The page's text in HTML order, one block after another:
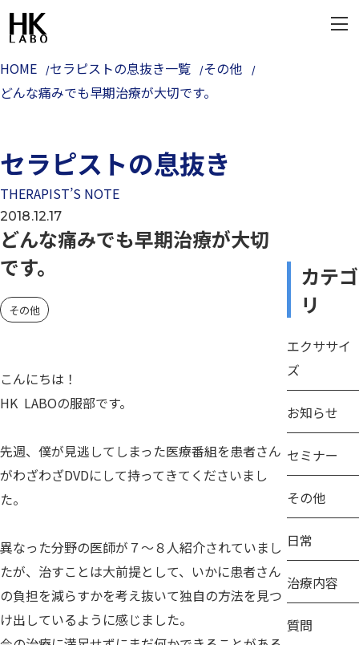
HOME セラピストの息抜き一覧
その他
どんな痛みでも早期治療が大切です。
セラピストの息抜き
THERAPIST’S NOTE
2018.12.17
どんな痛みでも早期治療が大切
です。
その他
こんにちは！
HK LABOの服部です。
先週、僕が見逃してしまった医療番組を患者さん
がわざわざDVDにして持ってきてくださいまし
た。
異なった分野の医師が７～８人紹介されていまし
たが、治すことは大前提として、いかに患者さん
の負担を減らすかを考え抜いて独自の方法を見つ
け出しているように感じました。
カテゴ
リ
エクササイ
ズ
お知らせ
セミナー
その他
日常
治療内容
質問